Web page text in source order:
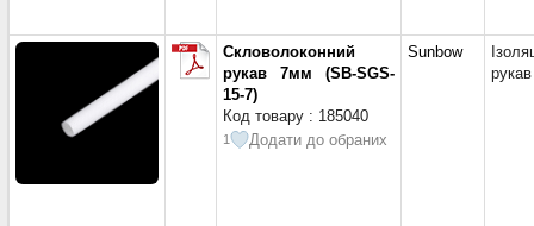
Ш =
Ш =
Ш =
Ш =
Ш =
Ш =
Ш =
Скловолоконний
рукав 7мм (SB-SGS-
15-7)
Код товару : 185040
1 Додати до обраних
Sunbow
рукав